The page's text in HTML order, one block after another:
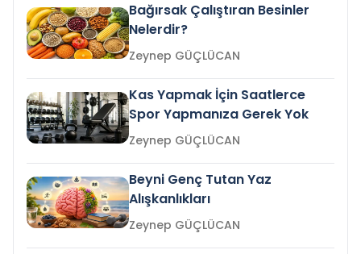
Bağırsak Çalıştıran Besinler
Nelerdir?
Zeynep GÜÇLÜCAN
Kas Yapmak İçin Saatlerce
Spor Yapmanıza Gerek Yok
Zeynep GÜÇLÜCAN
Beyni Genç Tutan Yaz
Alışkanlıkları
Zeynep GÜÇLÜCAN